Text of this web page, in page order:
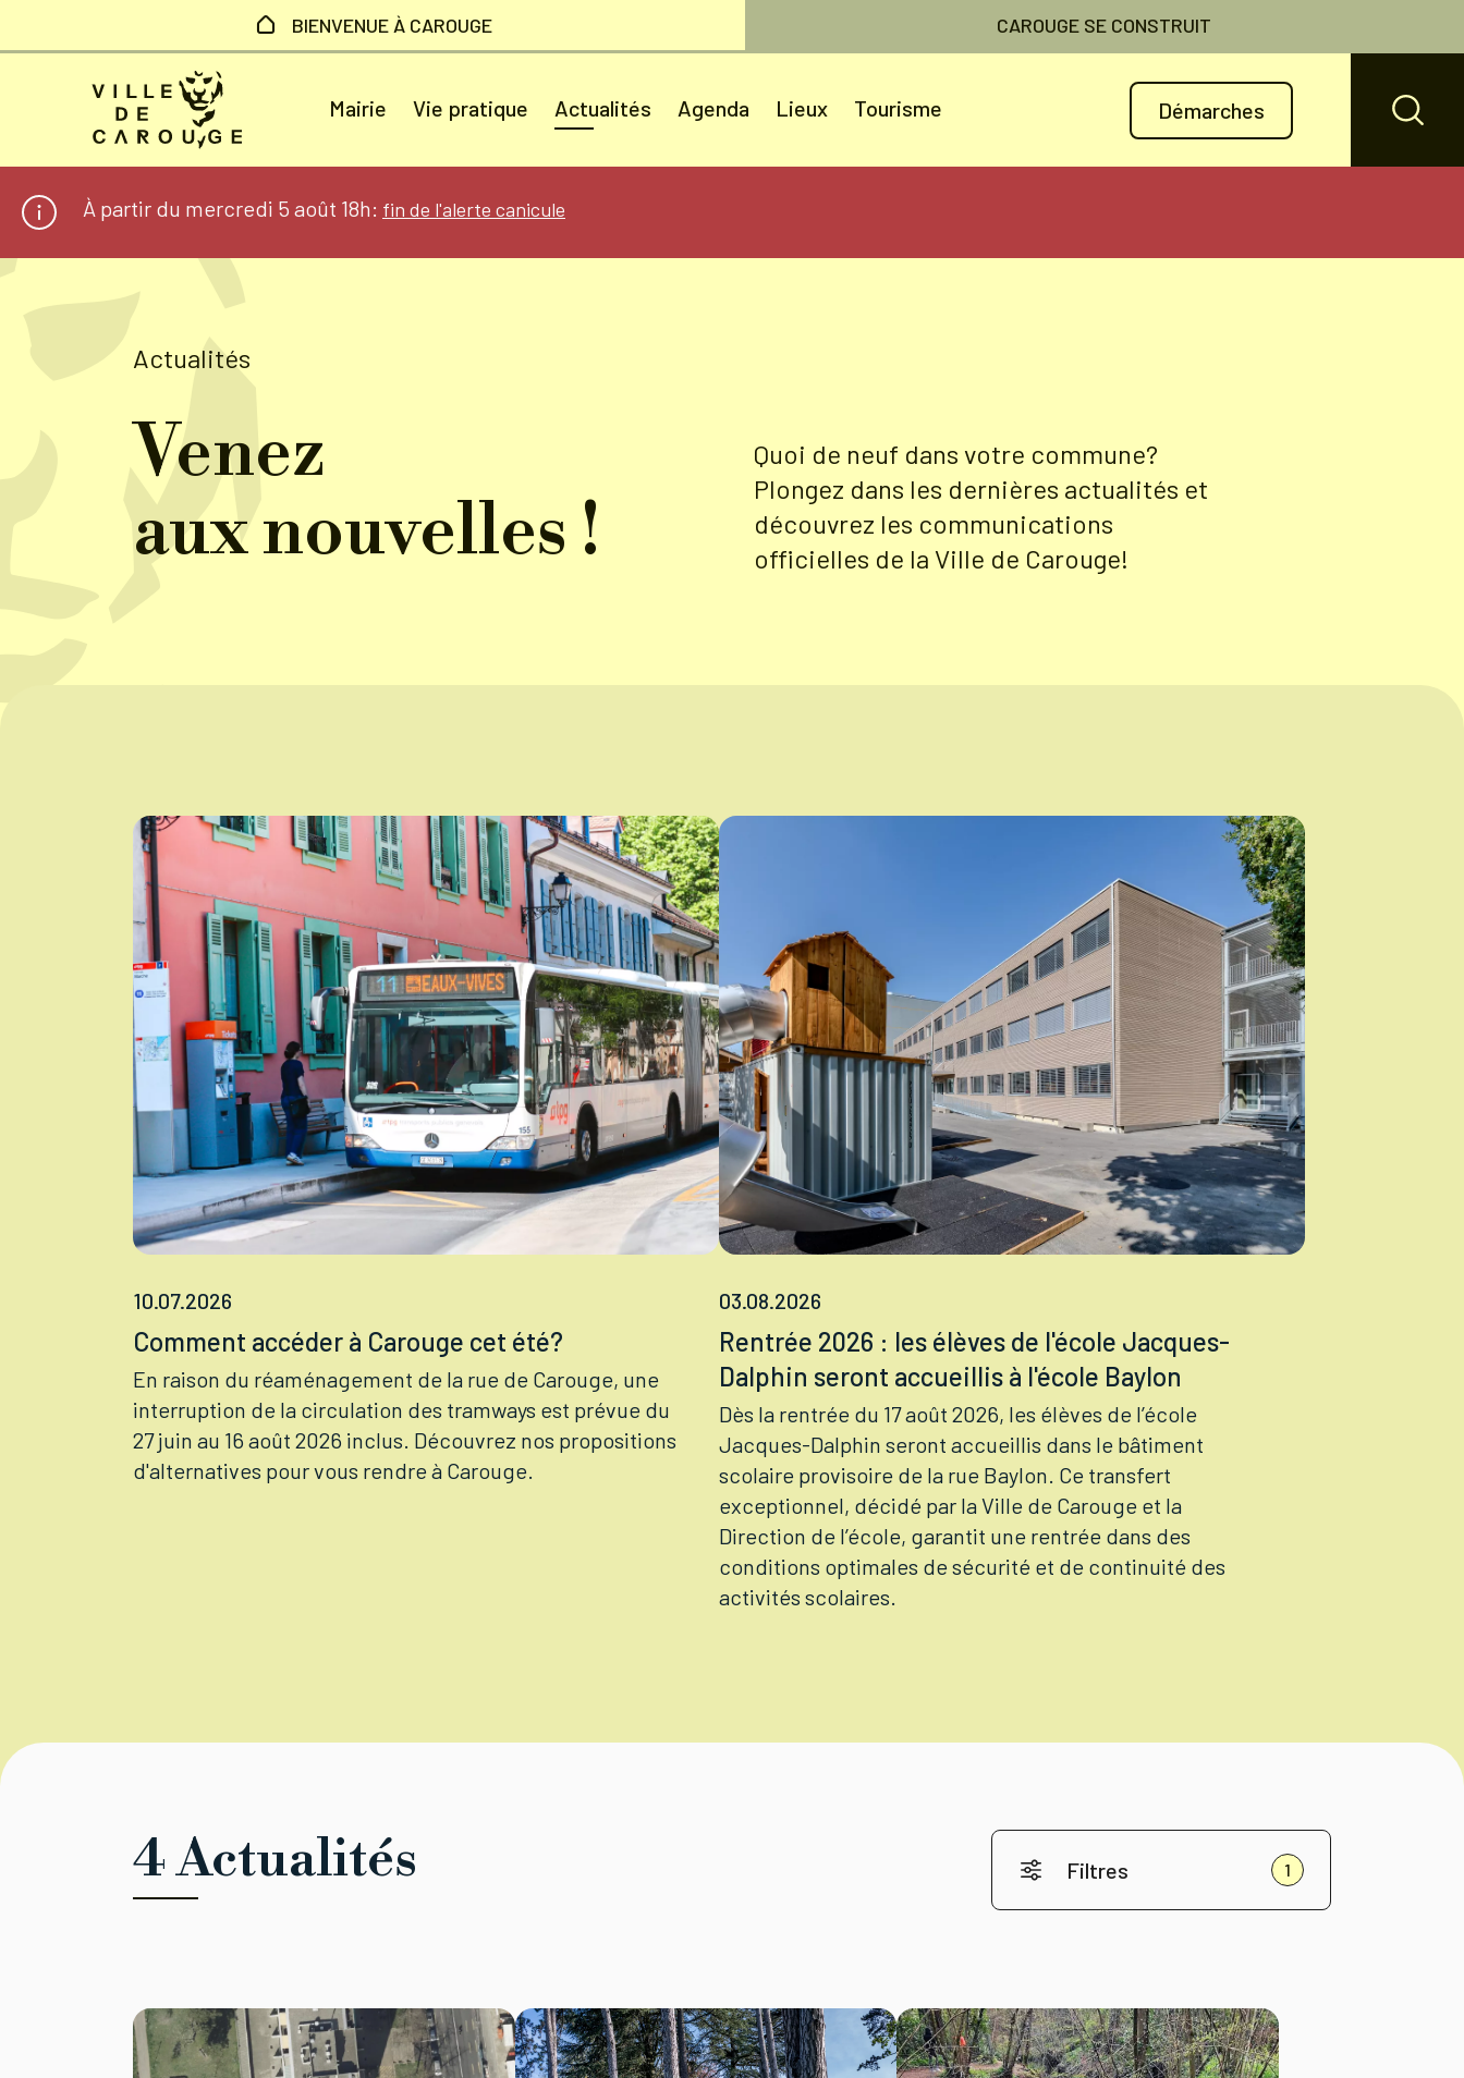
BIENVENUE À CAROUGE CAROUGE SE CONSTRUIT
Mairie Vie pratique Actualités Agenda Lieux Tourisme Démarches
À partir du mercredi 5 août 18h: fin de l'alerte canicule
Actualités
Venez
aux nouvelles !
Quoi de neuf dans votre commune?
Plongez dans les dernières actualités et
découvrez les communications
officielles de la Ville de Carouge!
10.07.2026
Comment accéder à Carouge cet été?
En raison du réaménagement de la rue de Carouge, une
interruption de la circulation des tramways est prévue du
27 juin au 16 août 2026 inclus. Découvrez nos propositions
d'alternatives pour vous rendre à Carouge.
03.08.2026
Rentrée 2026 : les élèves de l'école Jacques-
Dalphin seront accueillis à l'école Baylon
Dès la rentrée du 17 août 2026, les élèves de l’école
Jacques-Dalphin seront accueillis dans le bâtiment
scolaire provisoire de la rue Baylon. Ce transfert
exceptionnel, décidé par la Ville de Carouge et la
Direction de l’école, garantit une rentrée dans des
conditions optimales de sécurité et de continuité des
activités scolaires.
4 Actualités Filtres 1